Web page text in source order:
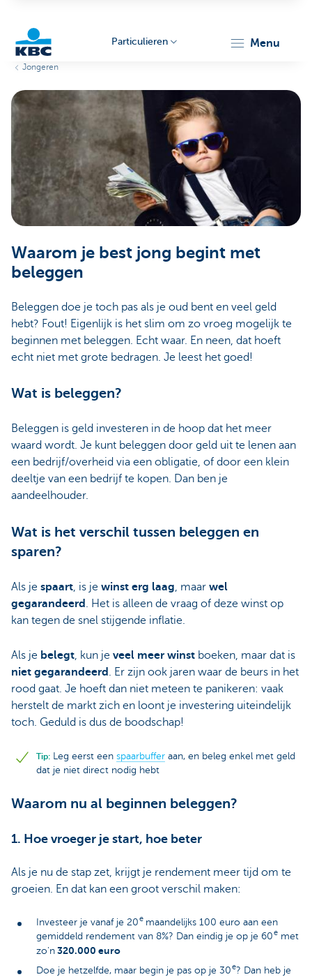
Particulieren
Particulieren menu
Jongeren
Waarom je best jong begint met
beleggen
Beleggen doe je toch pas als je oud bent en veel geld
hebt? Fout! Eigenlijk is het slim om zo vroeg mogelijk te
beginnen met beleggen. Echt waar. En neen, dat hoeft
echt niet met grote bedragen. Je leest het goed!
Wat is beleggen?
Beleggen is geld investeren in de hoop dat het meer
waard wordt. Je kunt beleggen door geld uit te lenen aan
een bedrijf/overheid via een obligatie, of door een klein
deeltje van een bedrijf te kopen. Dan ben je
aandeelhouder.
Wat is het verschil tussen beleggen en
sparen?
Als je spaart, is je winst erg laag, maar wel
gegarandeerd . Het is alleen de vraag of deze winst op
kan tegen de snel stijgende inflatie.
Als je belegt, kun je veel meer winst boeken, maar dat is
niet gegarandeerd . Er zijn ook jaren waar de beurs in het
rood gaat. Je hoeft dan niet meteen te panikeren: vaak
herstelt de markt zich en loont je investering uiteindelijk
toch. Geduld is dus de boodschap!
Tip: Leg eerst een spaarbuffer aan, en beleg enkel met geld
dat je niet direct nodig hebt
Waarom nu al beginnen beleggen?
1. Hoe vroeger je start, hoe beter
Als je nu de stap zet, krijgt je rendement meer tijd om te
groeien. En dat kan een groot verschil maken:
Investeer je vanaf je 20e maandelijks 100 euro aan een
gemiddeld rendement van 8%? Dan eindig je op je 60e met
zo'n 320.000 euro
Doe je hetzelfde, maar begin je pas op je 30e? Dan heb je